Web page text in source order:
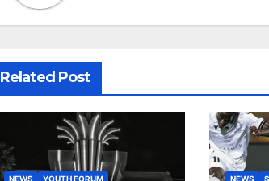
Related Post
NEWS YOUTH FORUM NEWS